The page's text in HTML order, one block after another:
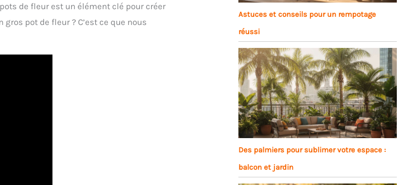
de fleur est un élément clé pour créer
pot de fleur ? C’est ce que nous
Astuces et conseils pour un rempotage
réussi
Des palmiers pour sublimer votre espace :
balcon et jardin